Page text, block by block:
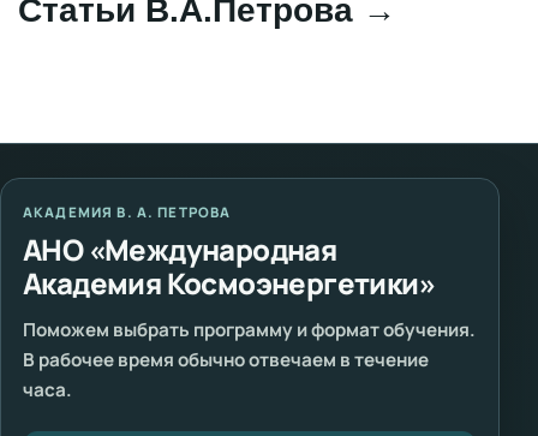
Статьи В.А.Петрова →
АКАДЕМИЯ В. А. ПЕТРОВА
АНО «Международная
Академия Космоэнергетики»
Поможем выбрать программу и формат обучения.
В рабочее время обычно отвечаем в течение
часа.